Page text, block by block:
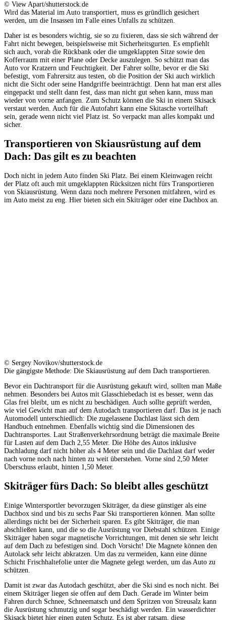
© View Apart/shutterstock.de
Wird das Material im Auto transportiert, muss es gründlich gesichert
werden, um die Insassen im Falle eines Unfalls zu schützen.
Daher ist es besonders wichtig, sie so zu fixieren, dass sie sich während der
Fahrt nicht bewegen, beispielsweise mit Sicherheitsgurten. Es empfiehlt
sich auch, vorab die Rückbank oder die umgeklappten Sitze sowie den
Kofferraum mit einer Plane oder Decke auszulegen. So schützt man das
Auto vor Kratzern und Feuchtigkeit. Der Fahrer sollte, bevor er die Ski
befestigt, vom Fahrersitz aus testen, ob die Position der Ski auch wirklich
nicht die Sicht oder seine Handgriffe beeinträchtigt. Denn hat man erst alles
eingepackt und stellt dann fest, dass man nicht gut sehen kann, muss man
wieder von vorne anfangen. Zum Schutz können die Ski in einem Skisack
verstaut werden. Auch für die Autofahrt kann eine Skitasche vorteilhaft
sein, gerade wenn nicht viel Platz ist. So verpackt man alles kompakt und
sicher.
Transportieren von Skiausrüstung auf dem
Dach: Das gilt es zu beachten
Doch nicht in jedem Auto finden Ski Platz. Bei einem Kleinwagen reicht
der Platz oft auch mit umgeklappten Rücksitzen nicht fürs Transportieren
von Skiausrüstung. Wenn dazu noch mehrere Personen mitfahren, wird es
im Auto meist zu eng. Hier bieten sich ein Skiträger oder eine Dachbox an.
© Sergey Novikov/shutterstock.de
Die gängigste Methode: Die Skiausrüstung auf dem Dach transportieren.
Bevor ein Dachtransport für die Ausrüstung gekauft wird, sollten man Maße
nehmen. Besonders bei Autos mit Glasschiebedach ist es besser, wenn das
Glas frei bleibt, um es nicht zu beschädigen. Auch sollte geprüft werden,
wie viel Gewicht man auf dem Autodach transportieren darf. Das ist je nach
Automodell unterschiedlich: Die zugelassene Dachlast lässt sich dem
Handbuch entnehmen. Ebenfalls wichtig sind die Dimensionen des
Dachtransportes. Laut Straßenverkehrsordnung beträgt die maximale Breite
für Lasten auf dem Dach 2,55 Meter. Die Höhe des Autos inklusive
Dachladung darf nicht höher als 4 Meter sein und die Dachlast darf weder
nach vorne noch nach hinten zu weit überstehen. Vorne sind 2,50 Meter
Überschuss erlaubt, hinten 1,50 Meter.
Skiträger fürs Dach: So bleibt alles geschützt
Einige Wintersportler bevorzugen Skiträger, da diese günstiger als eine
Dachbox sind und bis zu sechs Paar Ski transportieren können. Man sollte
allerdings nicht bei der Sicherheit sparen. Es gibt Skiträger, die man
abschließen kann, und die so die Ausrüstung vor Diebstahl schützen. Einige
Skiträger haben sogar magnetische Vorrichtungen, mit denen sie sehr leicht
auf dem Dach zu befestigen sind. Doch Vorsicht! Die Magnete können den
Autolack sehr leicht abkratzen. Um das zu vermeiden, kann eine dünne
Schicht Frischhaltefolie unter die Magnete gelegt werden, um das Auto zu
schützen.
Damit ist zwar das Autodach geschützt, aber die Ski sind es noch nicht. Bei
einem Skiträger liegen sie offen auf dem Dach. Gerade im Winter beim
Fahren durch Schnee, Schneematsch und dem Spritzen von Streusalz kann
die Ausrüstung schmutzig und sogar beschädigt werden. Ein wasserdichter
Skisack bietet hier einen guten Schutz. Es ist aber ratsam, diese